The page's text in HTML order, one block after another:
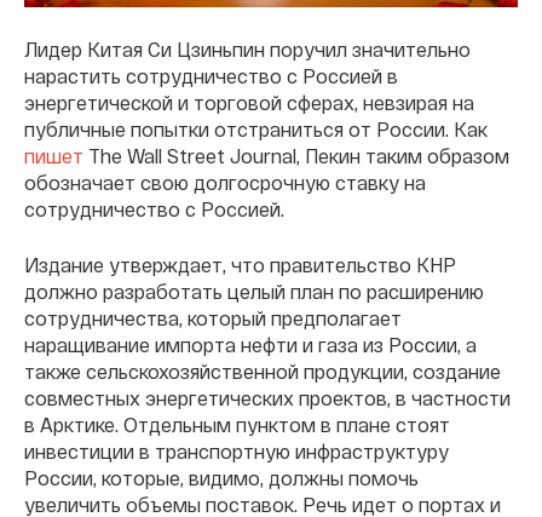
Лидер Китая Си Цзиньпин поручил значительно
нарастить сотрудничество с Россией в
энергетической и торговой сферах, невзирая на
публичные попытки отстраниться от России. Как
пишет The Wall Street Journal, Пекин таким образом
обозначает свою долгосрочную ставку на
сотрудничество с Россией.
Издание утверждает, что правительство КНР
должно разработать целый план по расширению
сотрудничества, который предполагает
наращивание импорта нефти и газа из России, а
также сельскохозяйственной продукции, создание
совместных энергетических проектов, в частности
в Арктике. Отдельным пунктом в плане стоят
инвестиции в транспортную инфраструктуру
России, которые, видимо, должны помочь
увеличить объемы поставок. Речь идет о портах и